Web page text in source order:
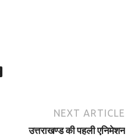
NEXT ARTICLE
उत्तराखण्ड की पहली एनिमेशन